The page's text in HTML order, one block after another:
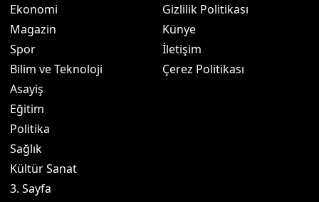
Ekonomi
Magazin
Spor
Bilim ve Teknoloji
Asayiş
Eğitim
Politika
Sağlık
Kültür Sanat
3. Sayfa
Gizlilik Politikası
Künye
İletişim
Çerez Politikası